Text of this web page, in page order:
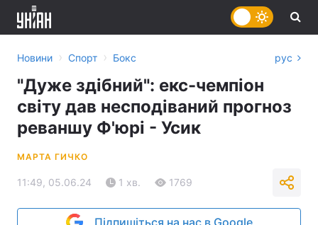
Новини › Спорт › Бокс рус
"Дуже здібний": екс-чемпіон
світу дав несподіваний прогноз
реваншу Ф'юрі - Усик
МАРТА ГИЧКО
11:49, 05.06.24 1 хв. 1769
Підпишіться на нас в Google